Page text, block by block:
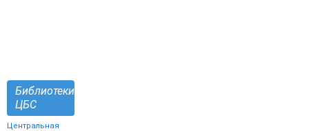
Библиотеки
ЦБС
Центральная